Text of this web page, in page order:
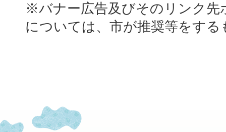
※バナー広告及びそのリンク先
については、市が推奨等をす